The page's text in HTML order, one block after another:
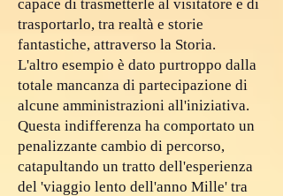
capace di trasmetterle al visitatore e di
trasportarlo, tra realtà e storie
fantastiche, attraverso la Storia.
L'altro esempio è dato purtroppo dalla
totale mancanza di partecipazione di
alcune amministrazioni all'iniziativa.
Questa indifferenza ha comportato un
penalizzante cambio di percorso,
catapultando un tratto dell'esperienza
del 'viaggio lento dell'anno Mille' tra